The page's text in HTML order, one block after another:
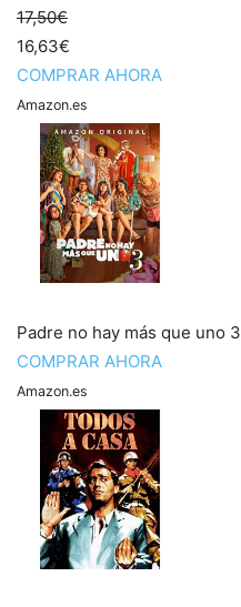
17,50€
16,63€
COMPRAR AHORA
Amazon.es
Padre no hay más que uno 3
COMPRAR AHORA
Amazon.es